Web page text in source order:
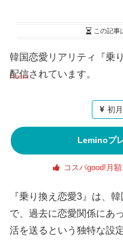
この記事
韓国恋愛リアリティ『乗
配信されています。
初
Leminoプ
コスパgood!月
『乗り換え恋愛3』は、
で、過去に恋愛関係にあ
活を送るという独特な設定